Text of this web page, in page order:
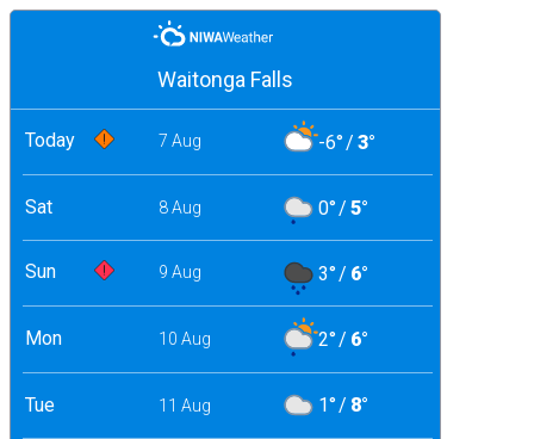
Waitonga Falls
Today 7 Aug -6° / 3°
Sat 8 Aug 0° / 5°
Sun 9 Aug 3°/ 6°
Mon 10 Aug 2°/ 6°
Tue 11 Aug 1°/ 8°